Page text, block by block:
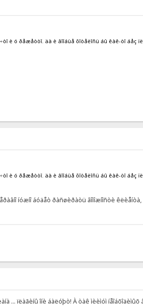
è ó ðåæåòòî. äà è âîîáùå õîòåëîñü áû êàê-òî áåç
è ó ðåæåòòî. äà è âîîáùå õîòåëîñü áû êàê-òî áåç
íóæíî áóäåò ðàñøèðàòü âîìîæíîñòè
... ïëàãèíû îíè áàëóþò! À òàê ìèèìóì